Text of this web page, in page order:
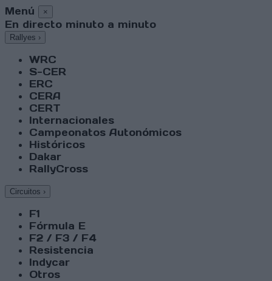
Menú ×
En directo minuto a minuto
Rallyes ›
WRC
S-CER
ERC
CERA
CERT
Internacionales
Campeonatos Autonómicos
Históricos
Dakar
RallyCross
Circuitos ›
F1
Fórmula E
F2 / F3 / F4
Resistencia
Indycar
Otros